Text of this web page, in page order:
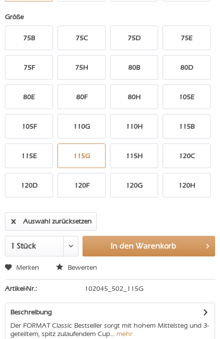
Größe
75B 75C 75D 75E
75F 75H 80B 80D
80E 80F 80H 105E
105F 110G 110H 115B
115E 115G 115H 120C
120D 120F 120G 120H
Auswahl zurücksetzen
In den Warenkorb
Merken Bewerten
Artikel-Nr.: 102045_502_115G
Beschreibung
Der FORMAT Classic Bestseller sorgt mit hohem Mittelsteg und 3-
geteiltem, spitz zulaufendem Cup... mehr